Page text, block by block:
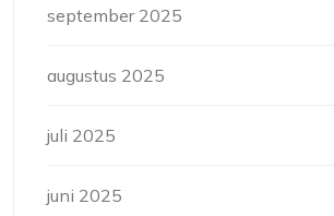
september 2025
augustus 2025
juli 2025
juni 2025